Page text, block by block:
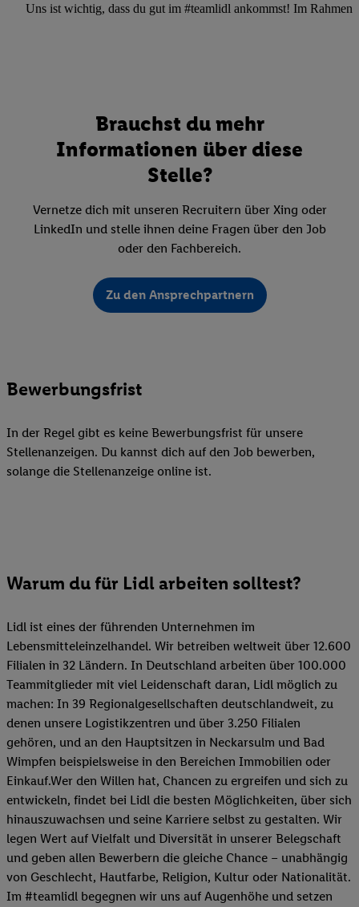
Uns ist wichtig, dass du gut im #teamlidl ankommst! Im Rahmen
Brauchst du mehr
Informationen über diese
Stelle?
Vernetze dich mit unseren Recruitern über Xing oder
LinkedIn und stelle ihnen deine Fragen über den Job
oder den Fachbereich.
Zu den Ansprechpartnern
Bewerbungsfrist
In der Regel gibt es keine Bewerbungsfrist für unsere
Stellenanzeigen. Du kannst dich auf den Job bewerben,
solange die Stellenanzeige online ist.
Warum du für Lidl arbeiten solltest?
Lidl ist eines der führenden Unternehmen im
Lebensmitteleinzelhandel. Wir betreiben weltweit über 12.600
Filialen in 32 Ländern. In Deutschland arbeiten über 100.000
Teammitglieder mit viel Leidenschaft daran, Lidl möglich zu
machen: In 39 Regionalgesellschaften deutschlandweit, zu
denen unsere Logistikzentren und über 3.250 Filialen
gehören, und an den Hauptsitzen in Neckarsulm und Bad
Wimpfen beispielsweise in den Bereichen Immobilien oder
Einkauf.Wer den Willen hat, Chancen zu ergreifen und sich zu
entwickeln, findet bei Lidl die besten Möglichkeiten, über sich
hinauszuwachsen und seine Karriere selbst zu gestalten. Wir
legen Wert auf Vielfalt und Diversität in unserer Belegschaft
und geben allen Bewerbern die gleiche Chance – unabhängig
von Geschlecht, Hautfarbe, Religion, Kultur oder Nationalität.
Im #teamlidl begegnen wir uns auf Augenhöhe und setzen